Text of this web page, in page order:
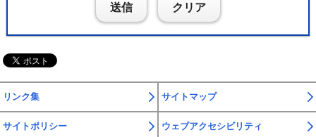
送信 クリア
リンク集 サイトマップ
サイトポリシー ウェブアクセシビリティ